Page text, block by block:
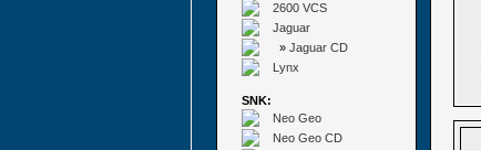
2600 VCS
Jaguar
» Jaguar CD
Lynx
SNK:
Neo Geo
Neo Geo CD